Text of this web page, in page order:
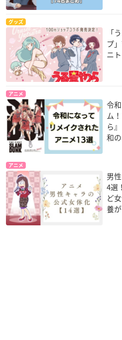
グッズ
「
プ
ニ
アニメ
令
ム
ら
和
アニメ
男
4選
ど
養